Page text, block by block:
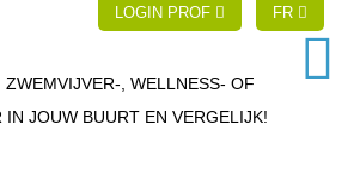
LOGIN PROF FR
, WELLNESS- OF
IN JOUW BUURT EN VERGELIJK!